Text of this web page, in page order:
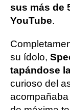
sus más de
YouTube.
su ídolo,
tapándose
curioso del